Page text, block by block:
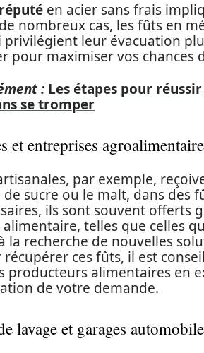
en acier sans frais
nombreux cas, les fûts en
leur évacuation
pour maximiser vos chances
: Les étapes pour
se tromper
et entreprises
par exemple,
sucre ou le malt, dans des
ils sont souvent offerts
telles que celles
la recherche de nouvelles
ces fûts, il est
producteurs alimentaires en
de votre demande.
lavage et garages